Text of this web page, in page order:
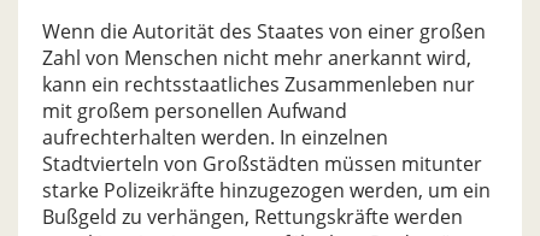
Wenn die Autorität des Staates von einer großen
Zahl von Menschen nicht mehr anerkannt wird,
kann ein rechtsstaatliches Zusammenleben nur
mit großem personellen Aufwand
aufrechterhalten werden. In einzelnen
Stadtvierteln von Großstädten müssen mitunter
starke Polizeikräfte hinzugezogen werden, um ein
Bußgeld zu verhängen, Rettungskräfte werden